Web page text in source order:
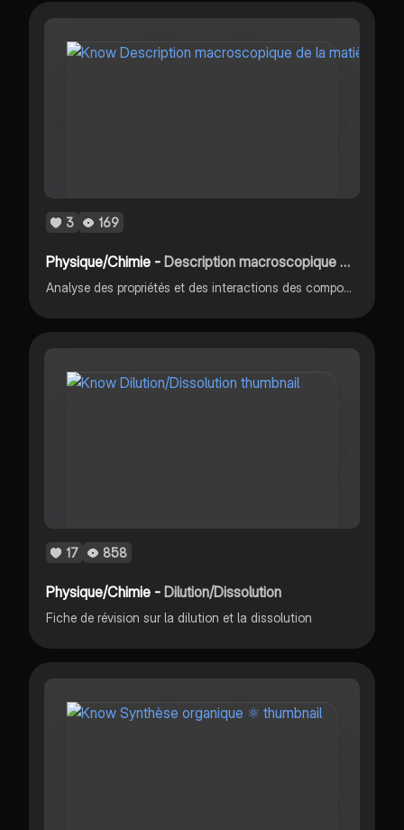
3 169
Physique/Chimie -Description macroscopique de la matière
Analyse des propriétés et des interactions des composés chimiques dans un environnement expérimental.
17 858
Physique/Chimie -Dilution/Dissolution
Fiche de révision sur la dilution et la dissolution